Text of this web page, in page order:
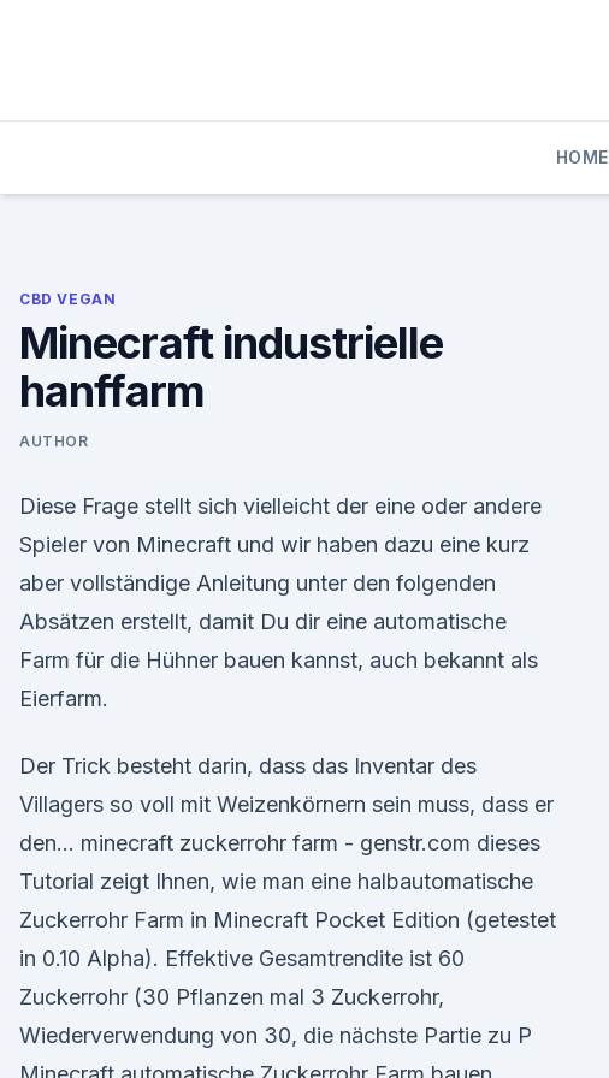
HOME
CBD VEGAN
Minecraft industrielle
hanffarm
AUTHOR
Diese Frage stellt sich vielleicht der eine oder andere
Spieler von Minecraft und wir haben dazu eine kurz
aber vollständige Anleitung unter den folgenden
Absätzen erstellt, damit Du dir eine automatische
Farm für die Hühner bauen kannst, auch bekannt als
Eierfarm.
Der Trick besteht darin, dass das Inventar des
Villagers so voll mit Weizenkörnern sein muss, dass er
den… minecraft zuckerrohr farm - genstr.com dieses
Tutorial zeigt Ihnen, wie man eine halbautomatische
Zuckerrohr Farm in Minecraft Pocket Edition (getestet
in 0.10 Alpha). Effektive Gesamtrendite ist 60
Zuckerrohr (30 Pflanzen mal 3 Zuckerrohr,
Wiederverwendung von 30, die nächste Partie zu P